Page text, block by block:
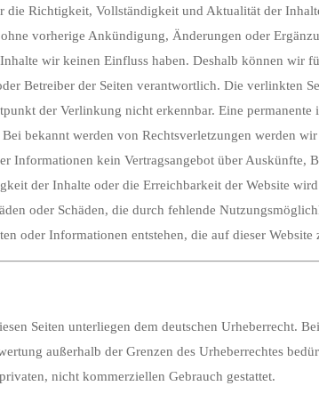
die Richtigkeit, Vollständigkeit und Aktualität der
vorherige Ankündigung, Änderungen oder
wir keinen Einfluss haben. Deshalb können wir
Betreiber der Seiten verantwortlich. Die verlinkten
der Verlinkung nicht erkennbar. Eine
bekannt werden von Rechtsverletzungen werden
Informationen kein Vertragsangebot über Auskünfte,
der Inhalte oder die Erreichbarkeit der Website
oder Schäden, die durch fehlende
oder Informationen entstehen, die auf dieser Website
Seiten unterliegen dem deutschen Urheberrecht.
außerhalb der Grenzen des Urheberrechtes
nicht kommerziellen Gebrauch gestattet.